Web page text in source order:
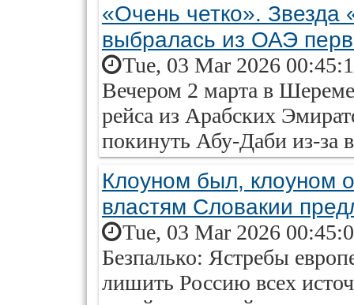
«Очень четко». Звезда
выбралась из ОАЭ
Tue, 03 Mar 2026
Вечером 2 марта в
рейса из Арабских
покинуть Абу-Даби из-за
Клоуном был, клоуном
властям Словакии
Tue, 03 Mar 2026
Безпалько: Ястребы
лишить Россию всех